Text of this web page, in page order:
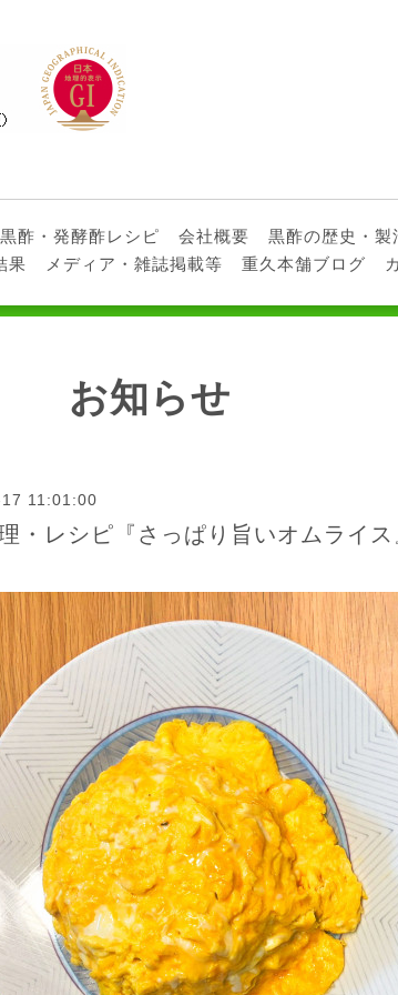
黒酢・発酵酢レシピ 会社概要
黒酢の歴史・製
果 メディア・雑誌掲載等 重久本舗ブログ
お知らせ
11:01:00
・レシピ『さっぱり旨いオムライス